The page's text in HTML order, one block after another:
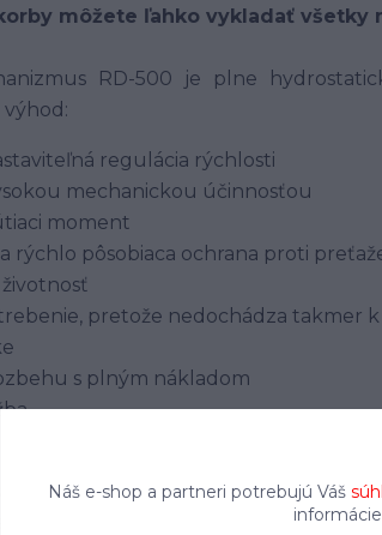
môžete ľahko vykladať všetky
RD-500 je plne
regulácia rýchlosti
mechanickou účinnosťou
moment
rýchlo pôsobiaca ochrana proti
pretože nedochádza takmer
s plným nákladom
výkonom 9 HP poskytuje veľmi
pomocou reverzného štartéra.
Náš e-shop a partneri potrebujú Váš